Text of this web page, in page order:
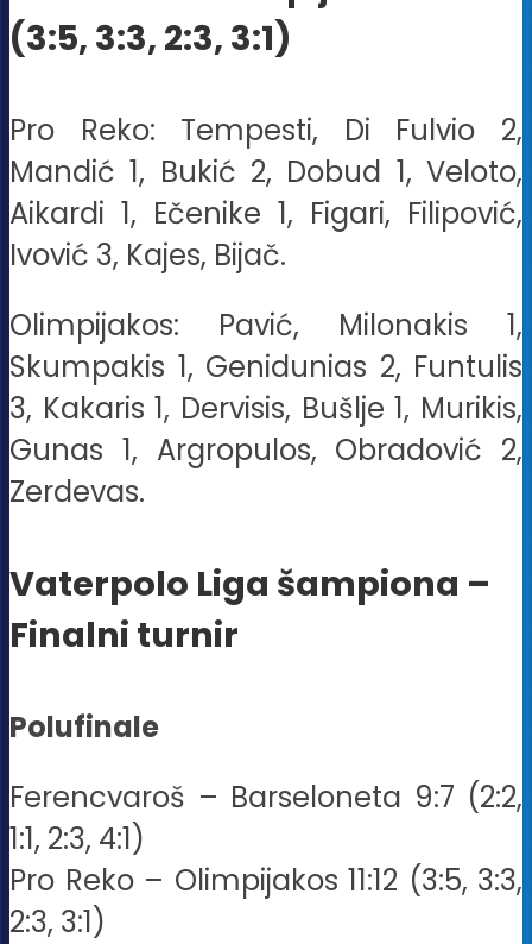
(3:5, 3:3, 2:3, 3:1)
Pro Reko: Tempesti, Di Fulvio 2,
Mandić 1, Bukić 2, Dobud 1, Veloto,
Aikardi 1, Ečenike 1, Figari, Filipović,
Ivović 3, Kajes, Bijač.
Olimpijakos: Pavić, Milonakis 1,
Skumpakis 1, Genidunias 2, Funtulis
3, Kakaris 1, Dervisis, Bušlje 1, Murikis,
Gunas 1, Argropulos, Obradović 2,
Zerdevas.
Vaterpolo Liga šampiona –
Finalni turnir
Polufinale
Ferencvaroš – Barseloneta 9:7 (2:2,
1:1, 2:3, 4:1)
Pro Reko – Olimpijakos 11:12 (3:5, 3:3,
2:3, 3:1)